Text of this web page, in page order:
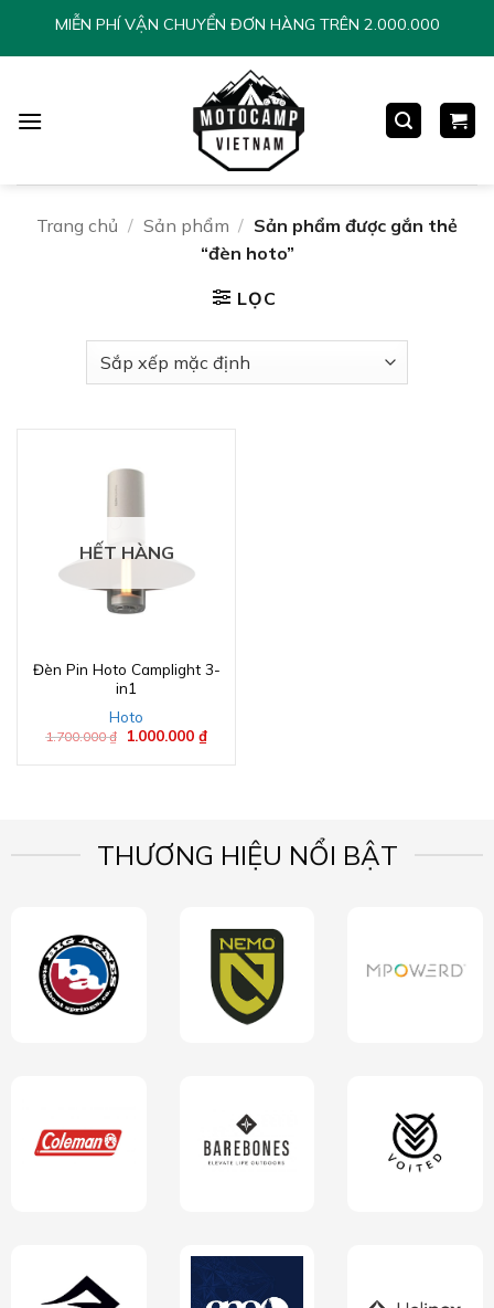
ChuyểnMIỄN PHÍ VẬN CHUYỂN ĐƠN HÀNG TRÊN 2.000.000
Trang chủ / Sản phẩm / Sản phẩm được gắn thẻ
“đèn hoto”
LỌC
HẾT HÀNG
Đèn Pin Hoto Camplight 3-
in1
Hoto
1.700.000₫ Giá
1.000.000₫
THƯƠNG HIỆU NỔI BẬT